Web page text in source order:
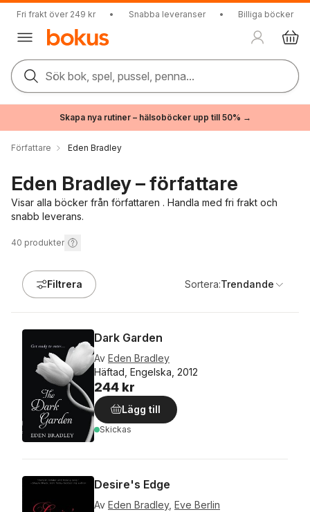
Fri frakt över 249 kr • Snabba leveranser • Billiga böcker
Sök bok, spel, pussel, penna...
Skapa nya rutiner – hälsoböcker upp till 50% →
Författare Eden Bradley
Eden Bradley – författare
Visar alla böcker från författaren . Handla med fri frakt och
snabb leverans.
40 produkter
Filtrera Sortera:Trendande
Dark Garden
Av Eden Bradley
Häftad, Engelska, 2012
244 kr
Lägg till
Skickas
Desire's Edge
Av Eden Bradley, Eve Berlin